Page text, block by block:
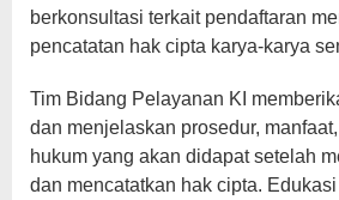
berkonsultasi terkait pendaftaran
pencatatan hak cipta karya-karya
Tim Bidang Pelayanan KI
dan menjelaskan prosedur,
hukum yang akan didapat setelah
dan mencatatkan hak cipta.